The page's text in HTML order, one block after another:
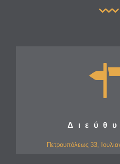
Πετρουπόλεως 33,